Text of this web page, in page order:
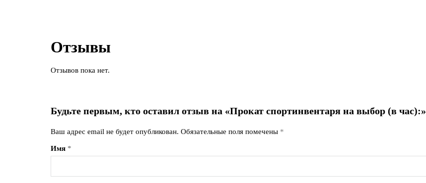
Отзывы
Отзывов пока нет.
Будьте первым, кто оставил отзыв на «Прокат спортинвентаря на выбор (в час):»
Ваш адрес email не будет опубликован. Обязательные поля помечены *
Имя *